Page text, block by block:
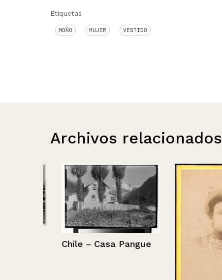
Etiquetas
MOÑO MUJER VESTIDO
Archivos relacionados
Chile – Casa Pangue